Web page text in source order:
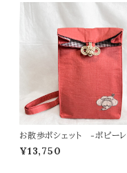
お散歩ポシェット -ポピーレ
×梅鶴-
¥13,750